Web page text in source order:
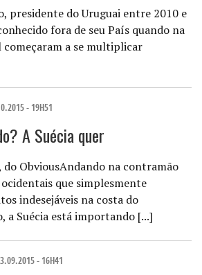
presidente do Uruguai entre 2010 e
fora de seu País quando na
a se multiplicar
- 19H51
A Suécia quer
ObviousAndando na contramão
que simplesmente
indesejáveis na costa do
a Suécia está importando [...]
- 16H41